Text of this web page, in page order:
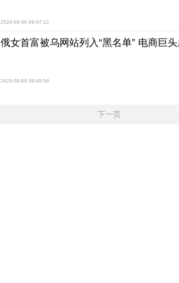
2026-08-06 09:47:12
俄女首富被乌网站列入“黑名单” 电商巨
2026-08-06 09:48:58
下一页